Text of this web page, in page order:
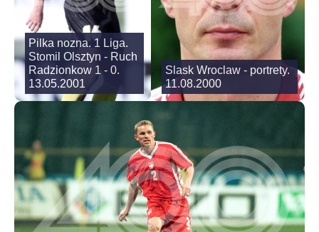
Pilka nozna. 1 Liga.
Stomil Olsztyn - Ruch
Radzionkow 1 - 0.
13.05.2001
Slask Wroclaw - portrety.
11.08.2000